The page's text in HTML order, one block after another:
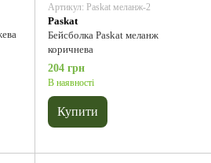
Артикул: Paskat меланж-2
Paskat
Бейсболка Paskat меланж
коричнева
204 грн
В наявності
Купити